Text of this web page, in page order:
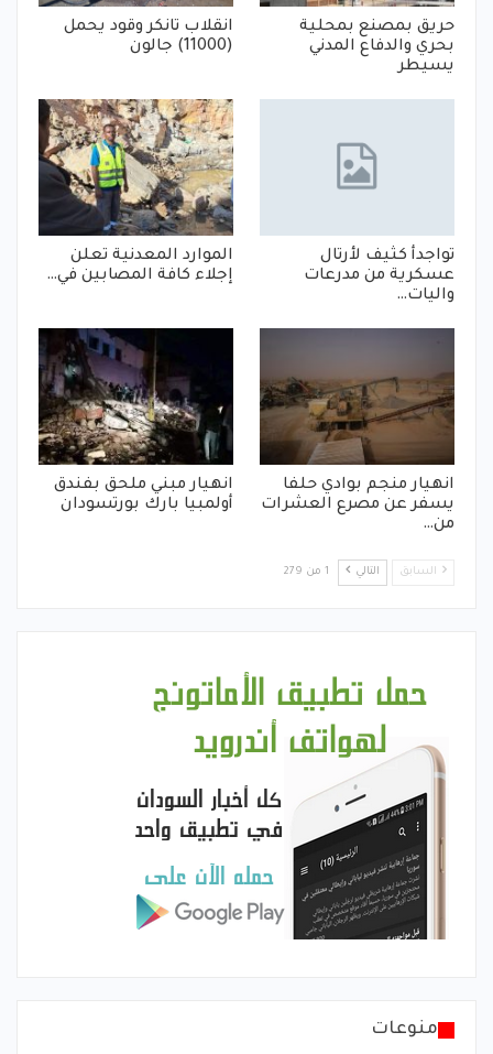
حريق بمصنع بمحلية
بحري والدفاع المدني
يسيطر
انقلاب تانكر وقود يحمل
(11000) جالون
تواجدأ كثيف لأرتال
عسكرية من مدرعات
واليات…
الموارد المعدنية تعلن
إجلاء كافة المصابين في…
انهيار منجم بوادي حلفا
يسفر عن مصرع العشرات
من…
انهيار مبني ملحق بفندق
أولمبيا بارك بورتسودان
السابق التالي 1 من 279
منوعات